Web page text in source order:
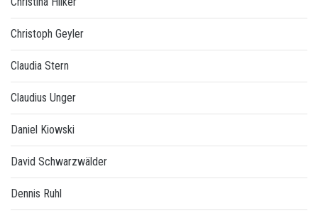
Christoph Geyler
Claudia Stern
Claudius Unger
Daniel Kiowski
David Schwarzwälder
Dennis Ruhl